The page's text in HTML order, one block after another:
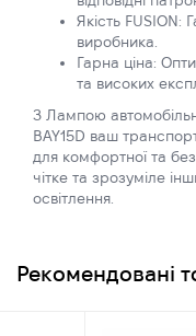
Якість FUSION:
виробника.
Гарна ціна:
та високих
З Лампою
BAY15D ваш
для комфортної та
чітке та зрозуміле
освітлення.
Рекомендовані